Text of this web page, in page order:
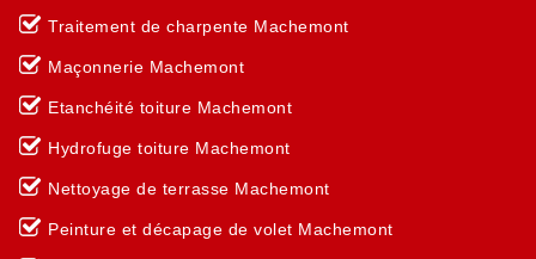
Traitement de charpente Machemont
Maçonnerie Machemont
Etanchéité toiture Machemont
Hydrofuge toiture Machemont
Nettoyage de terrasse Machemont
Peinture et décapage de volet Machemont